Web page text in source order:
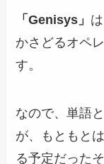
「Genisys」
かさどるオペ
す。
なので、単語
が、もともとは
る予定だった